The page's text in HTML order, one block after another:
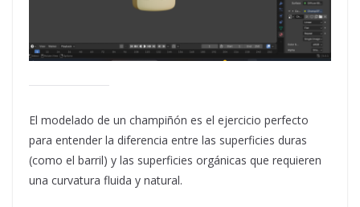
El modelado de un champiñón es el ejercicio perfecto
para entender la diferencia entre las superficies duras
(como el barril) y las superficies orgánicas que requieren
una curvatura fluida y natural.